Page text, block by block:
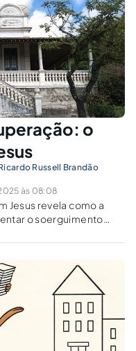
o
Russell Brandão
às 08:08
Jesus revela como a
o soerguimento